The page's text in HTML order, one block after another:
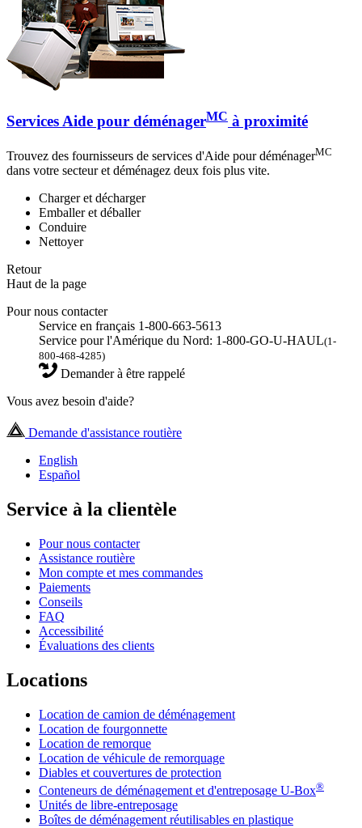
Services Aide pour déménagerMC à proximité
Trouvez des fournisseurs de services d'Aide pour déménagerMC
dans votre secteur et déménagez deux fois plus vite.
Charger et décharger
Emballer et déballer
Conduire
Nettoyer
Retour
Haut de la page
Pour nous contacter
Service en français 1-800-663-5613
Service pour l'Amérique du Nord: 1-800-GO-U-HAUL(1-
800-468-4285)
Demander à être rappelé
Vous avez besoin d'aide?
Demande d'assistance routière
English
Español
Service à la clientèle
Pour nous contacter
Assistance routière
Mon compte et mes commandes
Paiements
Conseils
FAQ
Accessibilité
Évaluations des clients
Locations
Location de camion de déménagement
Location de fourgonnette
Location de remorque
Location de véhicule de remorquage
Diables et couvertures de protection
Conteneurs de déménagement et d'entreposage U-Box®
Unités de libre-entreposage
Boîtes de déménagement réutilisables en plastique